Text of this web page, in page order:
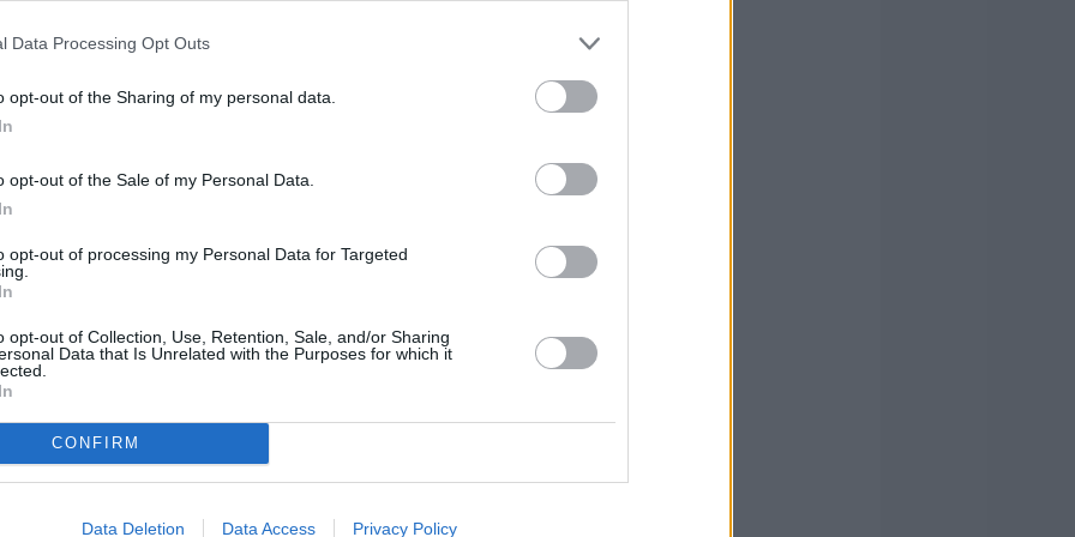
Data Processing Opt Outs
opt-out of the Sharing of my personal data.
opt-out of the Sale of my Personal Data.
opt-out of processing my Personal Data for Targeted
opt-out of Collection, Use, Retention, Sale, and/or Sharing
Data that Is Unrelated with the Purposes for which it
CONFIRM
Data Deletion Data Access Privacy Policy
Camacho desde la capital hispalense.
hacen en Sevilla es “trabajar por el futuro
de manera espectacular en los últimos años,
colocando a Andújar en el mapa siendo una
En este sentido, aclaró que para poder
hispalense, de la mano de ANCE y de los
y presencia de personas relevantes de este sector,
defendió. En este sentido, Francisco Huertas
importantes donde se ponen en contacto con los
caballo.
de 329 ganaderías son los que
del Caballo PRE y las Copas ANCE de Doma
Vaquera, Alta Escuela, Enganches, Salto y